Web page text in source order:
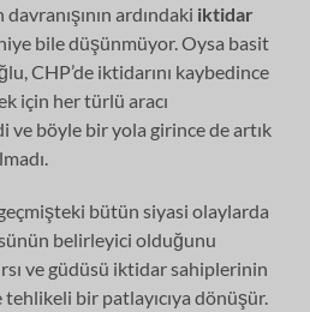
ardındaki iktidar
bile düşünmüyor. Oysa basit
CHP’de iktidarını kaybedince
için her türlü aracı
ve böyle bir yola girince de artık
bütün siyasi olaylarda
belirleyici olduğunu
ve güdüsü iktidar sahiplerinin
tehlikeli bir patlayıcıya dönüşür.